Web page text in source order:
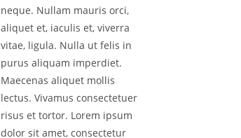
neque. Nullam mauris orci,
aliquet et, iaculis et, viverra
vitae, ligula. Nulla ut felis in
purus aliquam imperdiet.
Maecenas aliquet mollis
lectus. Vivamus consectetuer
risus et tortor. Lorem ipsum
dolor sit amet, consectetur